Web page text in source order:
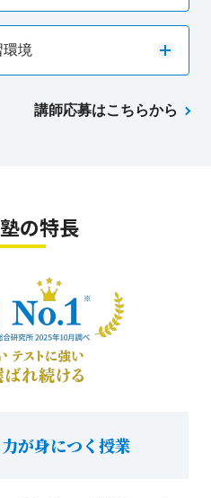
環境
講師応募はこちらから
の特長
が身につく授業